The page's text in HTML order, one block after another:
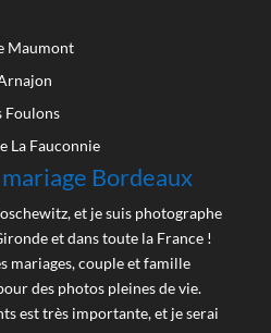
Maumont
Foulons
La Fauconnie
Bordeaux
et je suis photographe
et dans toute la France !
mariages, couple et famille
des photos pleines de vie.
est très importante, et je serai